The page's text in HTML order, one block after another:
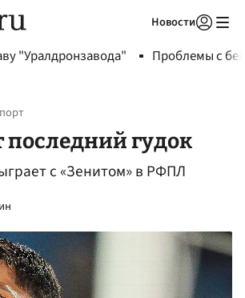
Новости
"Уралдронзавода" Проблемы с
последний гудок
с «Зенитом» в РФПЛ